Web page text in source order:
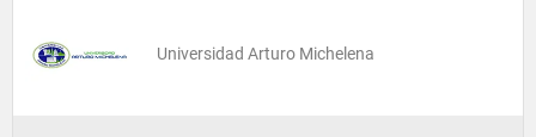
Universidad Arturo Michelena